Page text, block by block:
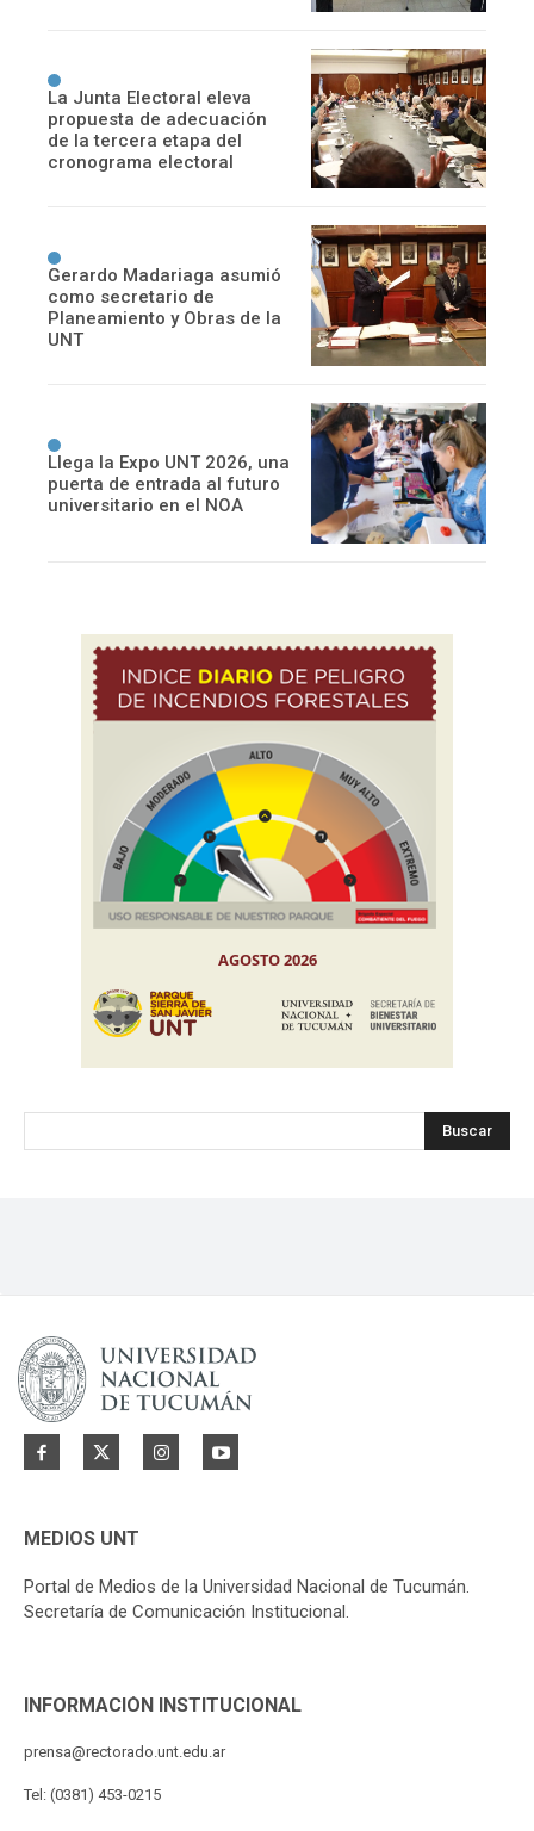
La Junta Electoral eleva
propuesta de adecuación
de la tercera etapa del
cronograma electoral
Gerardo Madariaga asumió
como secretario de
Planeamiento y Obras de la
UNT
Llega la Expo UNT 2026, una
puerta de entrada al futuro
universitario en el NOA
Buscar
MEDIOS UNT
Portal de Medios de la Universidad Nacional de Tucumán.
Secretaría de Comunicación Institucional.
INFORMACIÓN INSTITUCIONAL
prensa@rectorado.unt.edu.ar
Tel: (0381) 453-0215